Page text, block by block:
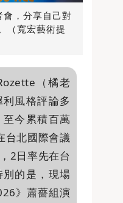
，分享自己對
（寬宏藝術提
（橘老
風格評論多
今累積百萬
台北國際會議
2日率先在台
的是，現場
》蕭薔組演